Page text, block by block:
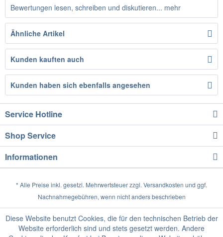
Bewertungen lesen, schreiben und diskutieren... mehr
Ähnliche Artikel
Kunden kauften auch
Kunden haben sich ebenfalls angesehen
Service Hotline
Shop Service
Informationen
* Alle Preise inkl. gesetzl. Mehrwertsteuer zzgl. Versandkosten und ggf.
Nachnahmegebühren, wenn nicht anders beschrieben
Diese Website benutzt Cookies, die für den technischen Betrieb der
Website erforderlich sind und stets gesetzt werden. Andere